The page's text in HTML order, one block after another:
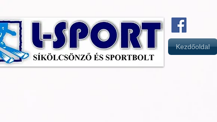
Kezdőoldal